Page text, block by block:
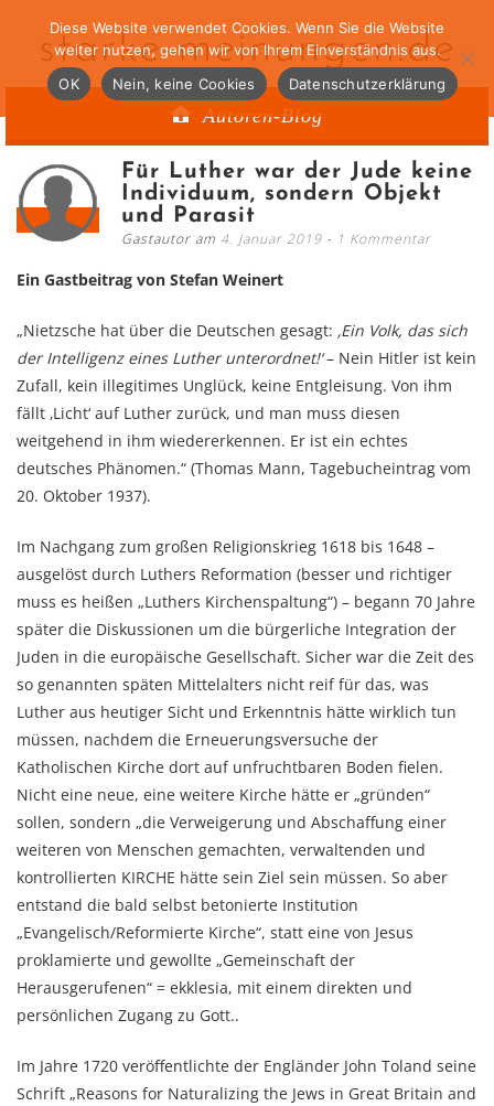
starke-meinungen.de
Autoren-Blog
Für Luther war der Jude keine
Individuum, sondern Objekt
und Parasit
Gastautor am 4. Januar 2019 1 Kommentar
Ein Gastbeitrag von Stefan Weinert
„Nietzsche hat über die Deutschen gesagt: ‚Ein Volk, das sich
der Intelligenz eines Luther unterordnet!‘– Nein Hitler ist kein
Zufall, kein illegitimes Unglück, keine Entgleisung. Von ihm
fällt ‚Licht‘ auf Luther zurück, und man muss diesen
weitgehend in ihm wiedererkennen. Er ist ein echtes
deutsches Phänomen.“ (Thomas Mann, Tagebucheintrag vom
20. Oktober 1937).
Im Nachgang zum großen Religionskrieg 1618 bis 1648 –
ausgelöst durch Luthers Reformation (besser und richtiger
muss es heißen „Luthers Kirchenspaltung“) – begann 70 Jahre
später die Diskussionen um die bürgerliche Integration der
Juden in die europäische Gesellschaft. Sicher war die Zeit des
so genannten späten Mittelalters nicht reif für das, was
Luther aus heutiger Sicht und Erkenntnis hätte wirklich tun
müssen, nachdem die Erneuerungsversuche der
Katholischen Kirche dort auf unfruchtbaren Boden fielen.
Nicht eine neue, eine weitere Kirche hätte er „gründen“
sollen, sondern „die Verweigerung und Abschaffung einer
weiteren von Menschen gemachten, verwaltenden und
kontrollierten KIRCHE hätte sein Ziel sein müssen. So aber
entstand die bald selbst betonierte Institution
„Evangelisch/Reformierte Kirche“, statt eine von Jesus
proklamierte und gewollte „Gemeinschaft der
Herausgerufenen“ = ekklesia, mit einem direkten und
persönlichen Zugang zu Gott..
Im Jahre 1720 veröffentlichte der Engländer John Toland seine
Schrift „Reasons for Naturalizing the Jews in Great Britain and
Diese Website verwendet Cookies. Wenn Sie die Website
weiter nutzen, gehen wir von Ihrem Einverständnis aus.
OK
Nein, keine Cookies Datenschutzerklärung